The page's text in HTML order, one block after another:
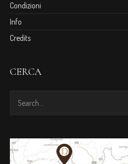
Condizioni
Info
Credits
CERCA